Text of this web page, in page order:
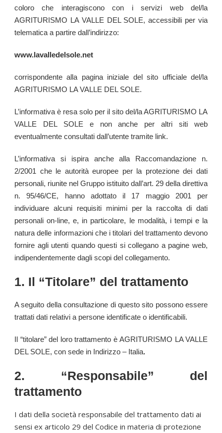
coloro che interagiscono con i servizi web del/la
AGRITURISMO LA VALLE DEL SOLE, accessibili per via
telematica a partire dall’indirizzo:
www.lavalledelsole.net
corrispondente alla pagina iniziale del sito ufficiale del/la
AGRITURISMO LA VALLE DEL SOLE.
L’informativa è resa solo per il sito del/la AGRITURISMO LA
VALLE DEL SOLE e non anche per altri siti web
eventualmente consultati dall’utente tramite link.
L’informativa si ispira anche alla Raccomandazione n.
2/2001 che le autorità europee per la protezione dei dati
personali, riunite nel Gruppo istituito dall’art. 29 della direttiva
n. 95/46/CE, hanno adottato il 17 maggio 2001 per
individuare alcuni requisiti minimi per la raccolta di dati
personali on-line, e, in particolare, le modalità, i tempi e la
natura delle informazioni che i titolari del trattamento devono
fornire agli utenti quando questi si collegano a pagine web,
indipendentemente dagli scopi del collegamento.
1. Il “Titolare” del trattamento
A seguito della consultazione di questo sito possono essere
trattati dati relativi a persone identificate o identificabili.
Il “titolare” del loro trattamento è AGRITURISMO LA VALLE
DEL SOLE, con sede in Indirizzo – Italia.
2. “Responsabile” del
trattamento
I dati della società responsabile del trattamento dati ai
sensi ex articolo 29 del Codice in materia di protezione